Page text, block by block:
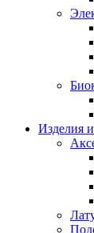
Изделия